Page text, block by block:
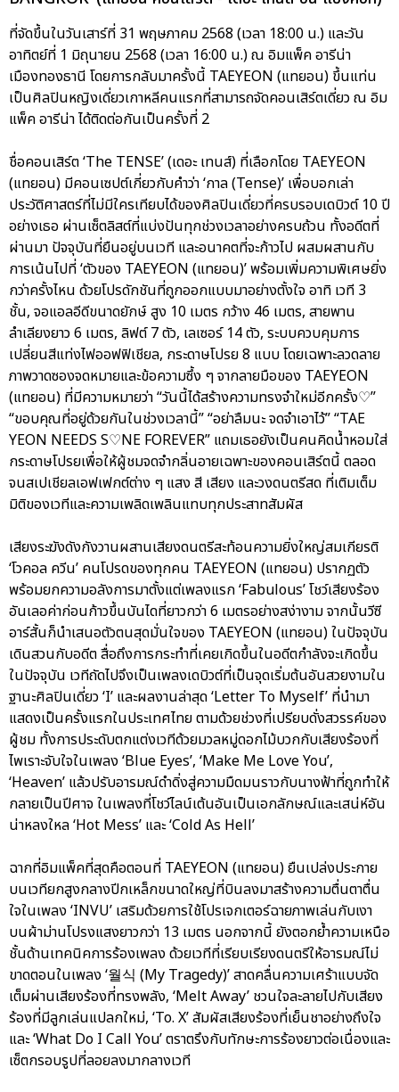
ที่จัดขึ้นในวันเสาร์ที่ 31 พฤษภาคม 2568 (เวลา 18:00 น.) และวัน
อาทิตย์ที่ 1 มิถุนายน 2568 (เวลา 16:00 น.) ณ อิมแพ็ค อารีน่า
เมืองทองธานี โดยการกลับมาครั้งนี้ TAEYEON (แทยอน) ขึ้นแท่น
เป็นศิลปินหญิงเดี่ยวเกาหลีคนแรกที่สามารถจัดคอนเสิร์ตเดี่ยว ณ อิม
แพ็ค อารีน่า ได้ติดต่อกันเป็นครั้งที่ 2
ชื่อคอนเสิร์ต ‘The TENSE’ (เดอะ เทนส์) ที่เลือกโดย TAEYEON
(แทยอน) มีคอนเซปต์เกี่ยวกับคำว่า ‘กาล (Tense)’ เพื่อบอกเล่า
ประวัติศาสตร์ที่ไม่มีใครเทียบได้ของศิลปินเดี่ยวที่ครบรอบเดบิวต์ 10 ปี
อย่างเธอ ผ่านเซ็ตลิสต์ที่แบ่งปันทุกช่วงเวลาอย่างครบถ้วน ทั้งอดีตที่
ผ่านมา ปัจจุบันที่ยืนอยู่บนเวที และอนาคตที่จะก้าวไป ผสมผสานกับ
การเน้นไปที่ ‘ตัวของ TAEYEON (แทยอน)’ พร้อมเพิ่มความพิเศษยิ่ง
กว่าครั้งไหน ด้วยโปรดักชันที่ถูกออกแบบมาอย่างตั้งใจ อาทิ เวที 3
ชั้น, จอแอลอีดีขนาดยักษ์ สูง 10 เมตร กว้าง 46 เมตร, สายพาน
ลำเลียงยาว 6 เมตร, ลิฟต์ 7 ตัว, เลเซอร์ 14 ตัว, ระบบควบคุมการ
เปลี่ยนสีแท่งไฟออฟฟิเชียล, กระดาษโปรย 8 แบบ โดยเฉพาะลวดลาย
ภาพวาดซองจดหมายและข้อความซึ้ง ๆ จากลายมือของ TAEYEON
(แทยอน) ที่มีความหมายว่า “วันนี้ได้สร้างความทรงจำใหม่อีกครั้ง♡”
“ขอบคุณที่อยู่ด้วยกันในช่วงเวลานี้” “อย่าลืมนะ จดจำเอาไว้” “TAE
YEON NEEDS S♡NE FOREVER” แถมเธอยังเป็นคนคิดน้ำหอมใส่
กระดาษโปรยเพื่อให้ผู้ชมจดจำกลิ่นอายเฉพาะของคอนเสิร์ตนี้ ตลอด
จนสเปเชียลเอฟเฟกต์ต่าง ๆ แสง สี เสียง และวงดนตรีสด ที่เติมเต็ม
มิติของเวทีและความเพลิดเพลินแทบทุกประสาทสัมผัส
เสียงระฆังดังกังวานผสานเสียงดนตรีสะท้อนความยิ่งใหญ่สมเกียรติ
‘โวคอล ควีน’ คนโปรดของทุกคน TAEYEON (แทยอน) ปรากฏตัว
พร้อมยกความอลังการมาตั้งแต่เพลงแรก ‘Fabulous’ โชว์เสียงร้อง
อันเลอค่าก่อนก้าวขึ้นบันไดที่ยาวกว่า 6 เมตรอย่างสง่างาม จากนั้นวีซี
อาร์สั้นก็นำเสนอตัวตนสุดมั่นใจของ TAEYEON (แทยอน) ในปัจจุบัน
เดินสวนกับอดีต สื่อถึงการกระทำที่เคยเกิดขึ้นในอดีตกำลังจะเกิดขึ้น
ในปัจจุบัน เวทีถัดไปจึงเป็นเพลงเดบิวต์ที่เป็นจุดเริ่มต้นอันสวยงามใน
ฐานะศิลปินเดี่ยว ‘I’ และผลงานล่าสุด ‘Letter To Myself’ ที่นำมา
แสดงเป็นครั้งแรกในประเทศไทย ตามด้วยช่วงที่เปรียบดั่งสวรรค์ของ
ผู้ชม ทั้งการประดับตกแต่งเวทีด้วยมวลหมู่ดอกไม้บวกกับเสียงร้องที่
ไพเราะจับใจในเพลง ‘Blue Eyes’, ‘Make Me Love You’,
‘Heaven’ แล้วปรับอารมณ์ดำดิ่งสู่ความมืดมนราวกับนางฟ้าที่ถูกทำให้
กลายเป็นปีศาจ ในเพลงที่โชว์ไลน์เต้นอันเป็นเอกลักษณ์และเสน่ห์อัน
น่าหลงใหล ‘Hot Mess’ และ ‘Cold As Hell’
ฉากที่อิมแพ็คที่สุดคือตอนที่ TAEYEON (แทยอน) ยืนเปล่งประกาย
บนเวทียกสูงกลางปีกเหล็กขนาดใหญ่ที่บินลงมาสร้างความตื่นตาตื่น
ใจในเพลง ‘INVU’ เสริมด้วยการใช้โปรเจกเตอร์ฉายภาพเล่นกับเงา
บนผ้าม่านโปรงแสงยาวกว่า 13 เมตร นอกจากนี้ ยังตอกย้ำความเหนือ
ชั้นด้านเทคนิคการร้องเพลง ด้วยเวทีที่เรียบเรียงดนตรีให้อารมณ์ไม่
ขาดตอนในเพลง ‘월식 (My Tragedy)’ สาดคลื่นความเศร้าแบบจัด
เต็มผ่านเสียงร้องที่ทรงพลัง, ‘Melt Away’ ชวนใจละลายไปกับเสียง
ร้องที่มีลูกเล่นแปลกใหม่, ‘To. X’ สัมผัสเสียงร้องที่เย็นชาอย่างถึงใจ
และ ‘What Do I Call You’ ตราตรึงกับทักษะการร้องยาวต่อเนื่องและ
เซ็ตกรอบรูปที่ลอยลงมากลางเวที